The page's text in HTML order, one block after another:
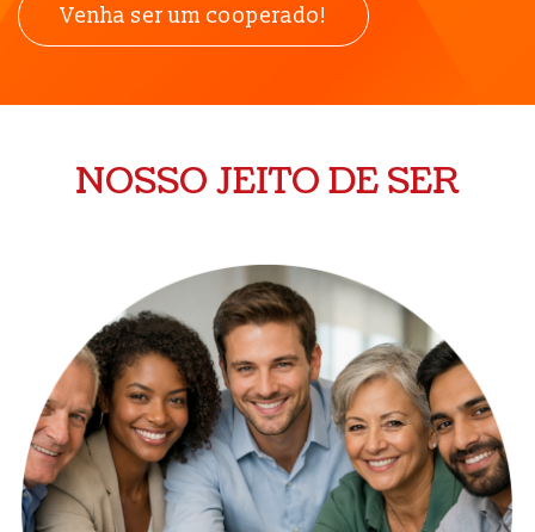
Venha ser um cooperado!
NOSSO JEITO DE SER